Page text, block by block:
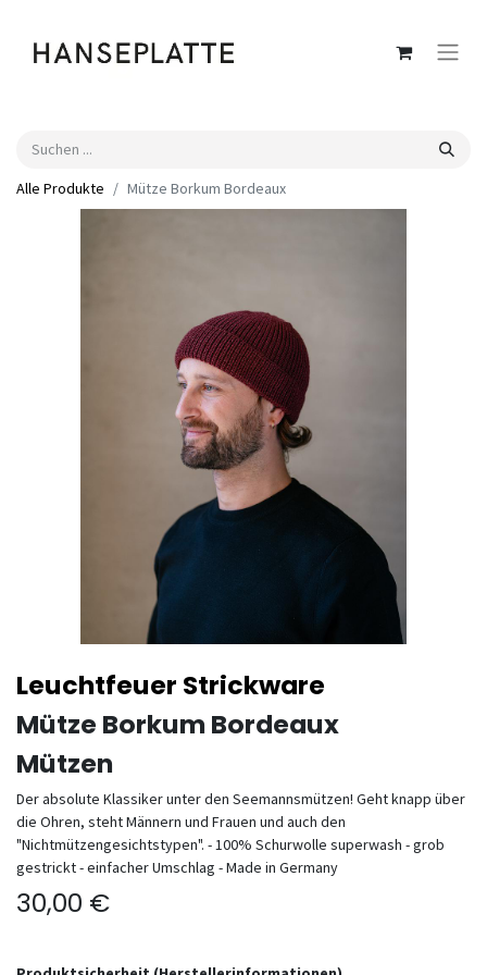
Alle Produkte Mütze Borkum Bordeaux
Leuchtfeuer Strickware
Mütze Borkum Bordeaux
Mützen
Der absolute Klassiker unter den Seemannsmützen! Geht knapp über
die Ohren, steht Männern und Frauen und auch den
"Nichtmützengesichtstypen". - 100% Schurwolle superwash - grob
gestrickt - einfacher Umschlag - Made in Germany
30,00 €